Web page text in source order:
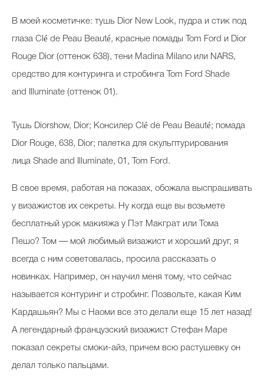
В моей косметичке: тушь Dior New Look, пудра и стик под
глаза Clé de Peau Beauté, красные помады Tom Ford и Dior
Rouge Dior (оттенок 638), тени Madina Milano или NARS,
средство для контуринга и стробинга Tom Ford Shade
and Illuminate (оттенок 01).
Тушь Diorshow, Dior; Консилер Clé de Peau Beauté; помада
Dior Rouge, 638, Dior; палетка для скульптурирования
лица Shade and Illuminate, 01, Tom Ford.
В свое время, работая на показах, обожала выспрашивать
у визажистов их секреты. Ну когда еще вы возьмете
бесплатный урок макияжа у Пэт Макграт или Тома
Пешо? Том — мой любимый визажист и хороший друг, я
всегда с ним советовалась, просила рассказать о
новинках. Например, он научил меня тому, что сейчас
называется контуринг и стробинг. Позвольте, какая Ким
Кардашьян? Мы с Наоми все это делали еще 15 лет назад!
А легендарный французский визажист Стефан Маре
показал секреты смоки-айз, причем всю растушевку он
делал только пальцами.